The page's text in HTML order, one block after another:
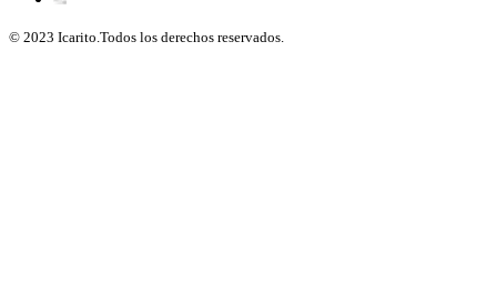
© 2023 Icarito.Todos los derechos reservados.